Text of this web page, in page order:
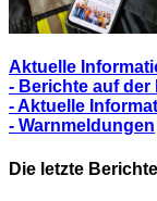
Aktuelle
- Berichte auf der
- Aktuelle
- Warnmeldungen
Die letzte Berichte